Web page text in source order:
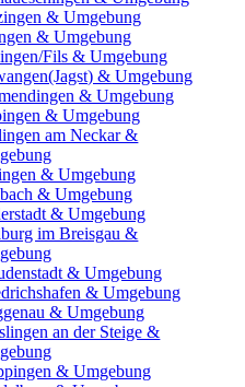
& Umgebung
& Umgebung
Fils & Umgebung
& Umgebung
& Umgebung
& Umgebung
am Neckar &
& Umgebung
& Umgebung
& Umgebung
im Breisgau &
& Umgebung
& Umgebung
& Umgebung
an der Steige &
& Umgebung